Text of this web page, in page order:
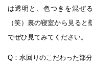
は透明と、色つきを混ぜ
（笑）裏の寝室から見る
でぜひ見てみてください。
Q：水回りのこだわった部